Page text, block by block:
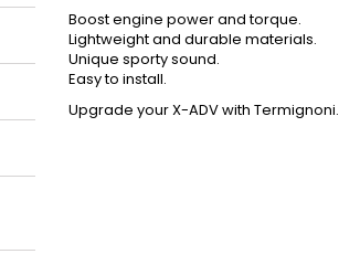
Boost engine power and torque.
Lightweight and durable materials.
Unique sporty sound.
Easy to install.
Upgrade your X-ADV with Termignoni.